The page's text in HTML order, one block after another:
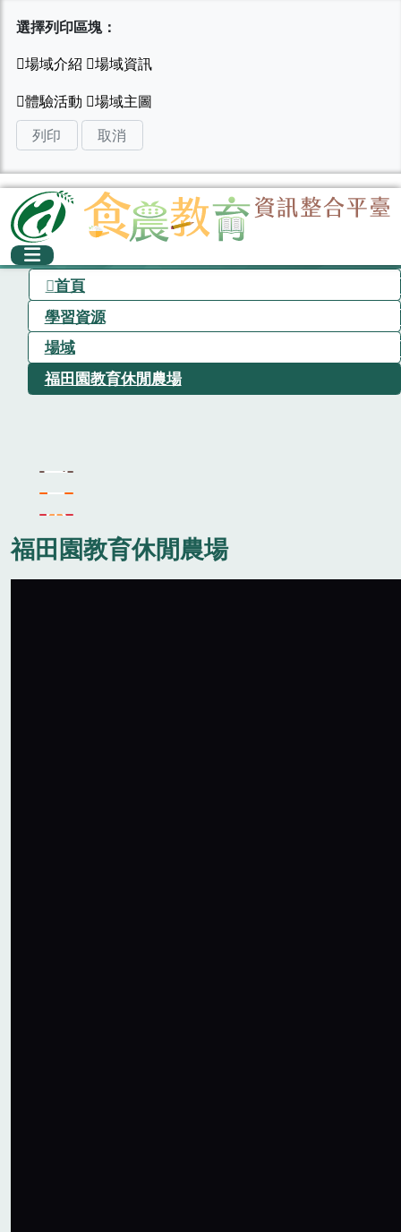
選擇列印區塊：
列印 取消
首頁
學習資源
場域
福田園教育休閒農場
福田園教育休閒農場